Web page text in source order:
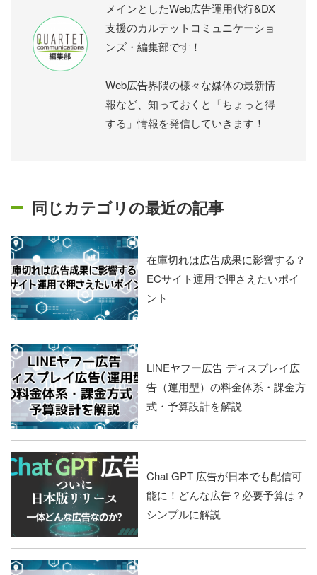
メインとしたWeb広告運用代行&DX
支援のカルテットコミュニケーショ
ンズ・編集部です！
Web広告界隈の様々な媒体の最新情
報など、知っておくと「ちょっと得
する」情報を発信していきます！
同じカテゴリの最近の記事
在庫切れは広告成果に影響する？
ECサイト運用で押さえたいポイ
ント
LINEヤフー広告 ディスプレイ広
告（運用型）の料金体系・課金方
式・予算設計を解説
Chat GPT 広告が日本でも配信可
能に！どんな広告？必要予算は？
シンプルに解説